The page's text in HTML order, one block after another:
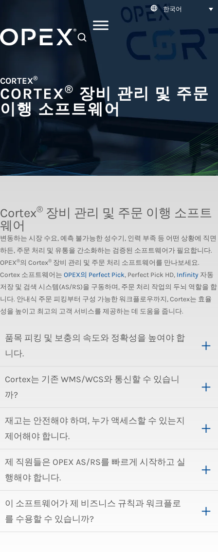
한국어
CORTEX®
CORTEX® 장비 관리 및 주문
이행 소프트웨어
Cortex® 장비 관리 및 주문 이행 소프트
웨어
변동하는 시장 수요, 예측 불가능한 성수기, 인력 부족 등 어떤 상황에 직면
하든, 주문 처리 및 유통을 간소화하는 검증된 소프트웨어가 필요합니다.
OPEX®의 Cortex® 장비 관리 및 주문 처리 소프트웨어를 만나보세요.
Cortex 소프트웨어는 OPEX의 Perfect Pick, Perfect Pick HD, Infinity 자동
저장 및 검색 시스템(AS/RS)을 구동하며, 주문 처리 작업의 두뇌 역할을 합
니다. 안내식 주문 피킹부터 구성 가능한 워크플로우까지, Cortex는 효율
성을 높이고 최고의 고객 서비스를 제공하는 데 도움을 줍니다.
품목 피킹 및 보충의 속도와 정확성을 높여야 합
니다.
Cortex는 기존 WMS/WCS와 통신할 수 있습니
까?
재고는 안전해야 하며, 누가 액세스할 수 있는지
제어해야 합니다.
제 직원들은 OPEX AS/RS를 빠르게 시작하고 실
행해야 합니다.
이 소프트웨어가 제 비즈니스 규칙과 워크플로
를 수용할 수 있습니까?